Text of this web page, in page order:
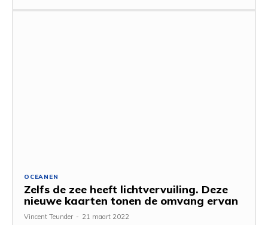
OCEANEN
Zelfs de zee heeft lichtvervuiling. Deze
nieuwe kaarten tonen de omvang ervan
Vincent Teunder - 21 maart 2022